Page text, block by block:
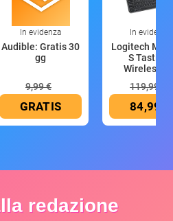
In evidenza
Audible: Gratis 30
gg
9,99 €
GRATIS
In evidenza
Logitech MX
S Tastiera
Wireless
119,99 €
84,99 €
redazione